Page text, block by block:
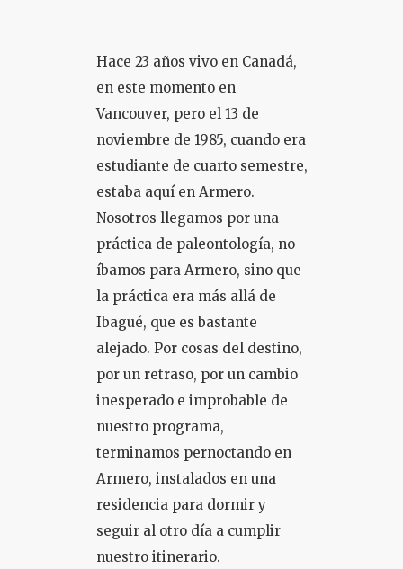
NOVEDADESHace 23 años vivo en Canadá,
en este momento en
Vancouver, pero el 13 de
noviembre de 1985, cuando era
estudiante de cuarto semestre,
estaba aquí en Armero.
Nosotros llegamos por una
práctica de paleontología, no
íbamos para Armero, sino que
la práctica era más allá de
Ibagué, que es bastante
alejado. Por cosas del destino,
por un retraso, por un cambio
inesperado e improbable de
nuestro programa,
terminamos pernoctando en
Armero, instalados en una
residencia para dormir y
seguir al otro día a cumplir
nuestro itinerario.